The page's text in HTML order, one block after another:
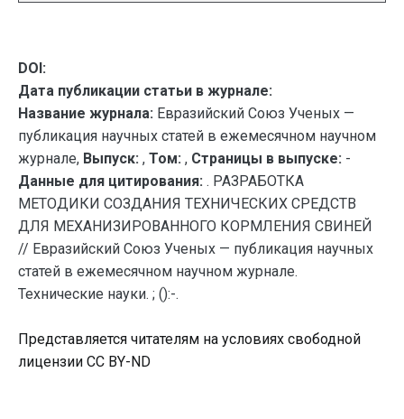
DOI:
Дата публикации статьи в журнале:
Название журнала: Евразийский Союз Ученых —
публикация научных статей в ежемесячном научном
журнале, Выпуск: , Том: , Страницы в выпуске: -
Данные для цитирования: . РАЗРАБОТКА
МЕТОДИКИ СОЗДАНИЯ ТЕХНИЧЕСКИХ СРЕДСТВ
ДЛЯ МЕХАНИЗИРОВАННОГО КОРМЛЕНИЯ СВИНЕЙ
// Евразийский Союз Ученых — публикация научных
статей в ежемесячном научном журнале.
Технические науки. ; ():-.
Представляется читателям на условиях свободной
лицензии CC BY-ND